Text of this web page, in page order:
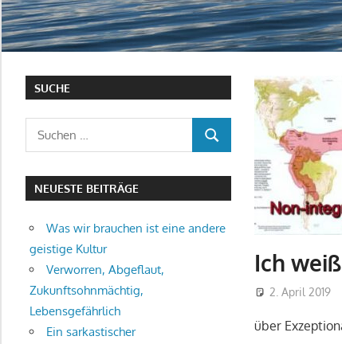
Ich
2. April 2019
über
SUCHE
Suchen
nach:
SUCHEN
NEUESTE BEITRÄGE
Was wir brauchen ist eine andere
geistige Kultur
Verworren, Abgeflaut,
Zukunftsohnmächtig,
Lebensgefährlich
Ein sarkastischer